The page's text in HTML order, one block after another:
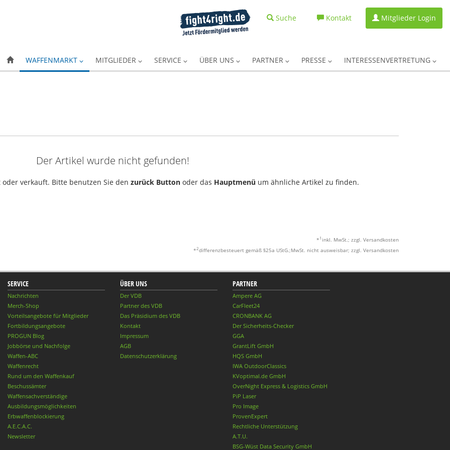
Suche Kontakt Mitglieder Login
WAFFENMARKT MITGLIEDER SERVICE ÜBER UNS PARTNER PRESSE INTERESSENVERTRETUNG
Der Artikel wurde nicht gefunden!
verkauft. Bitte benutzen Sie den zurück Button oder das Hauptmenü um ähnliche Artikel zu finden.
* 1 inkl. MwSt.; zzgl. Versandkosten
*2differenzbesteuert gemäß §25a UStG.;MwSt. nicht ausweisbar; zzgl. Versandkosten
SERVICE
Nachrichten
Merch-Shop
Vorteilsangebote für Mitglieder
Fortbildungsangebote
PROGUN Blog
Jobbörse und Nachfolge
Waffen-ABC
Waffenrecht
Rund um den Waffenkauf
Beschussämter
Waffensachverständige
Ausbildungsmöglichkeiten
Erbwaffenblockierung
A.E.C.A.C.
Newsletter
ÜBER UNS
Der VDB
Partner des VDB
Das Präsidium des VDB
Kontakt
Impressum
AGB
Datenschutzerklärung
PARTNER
Ampere AG
CarFleet24
CRONBANK AG
Der Sicherheits-Checker
GGA
GrantLift GmbH
HQS GmbH
IWA OutdoorClassics
KVoptimal.de GmbH
OverNight Express & Logistics GmbH
PiP Laser
Pro Image
ProvenExpert
Rechtliche Unterstützung
A.T.U.
BSG-Wüst Data Security GmbH